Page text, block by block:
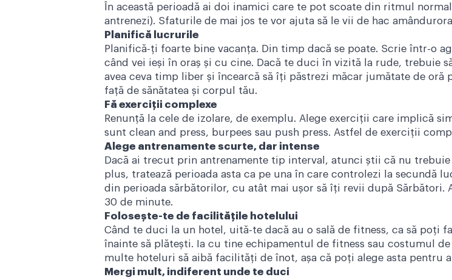
În această perioadă ai doi inamici care te pot scoate din ritmul
antrenezi). Sfaturile de mai jos te vor ajuta să le vii de hac
Planifică lucrurile
Planifică-ți foarte bine vacanța. Din timp dacă se poate. Scrie într-o
când vei ieși în oraș și cu cine. Dacă te duci în vizită la rude, trebuie
avea ceva timp liber și încearcă să îți păstrezi măcar jumătate de
față de sănătatea și corpul tău.
Fă exerciții complexe
Renunță la cele de izolare, de exemplu. Alege exerciții care implică
sunt clean and press, burpees sau push press. Astfel de exerciții
Alege antrenamente scurte, dar intense
Dacă ai trecut prin antrenamente tip interval, atunci știi că nu
plus, tratează perioada asta ca pe una în care controlezi la secundă
din perioada sărbătorilor, cu atât mai ușor să îți revii după Sărbători.
30 de minute.
Folosește-te de facilitățile hotelului
Când te duci la un hotel, uită-te dacă au o sală de fitness, ca să poți
înainte să plătești. Ia cu tine echipamentul de fitness sau costumul
multe hoteluri să aibă facilități de înot, așa că poți alege asta pentru
Mergi mult, indiferent unde te duci